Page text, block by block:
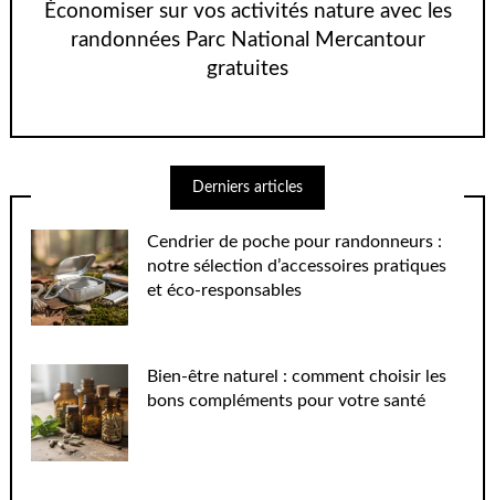
Économiser sur vos activités nature avec les
randonnées Parc National Mercantour
gratuites
Derniers articles
Cendrier de poche pour randonneurs :
notre sélection d’accessoires pratiques
et éco-responsables
Bien-être naturel : comment choisir les
bons compléments pour votre santé